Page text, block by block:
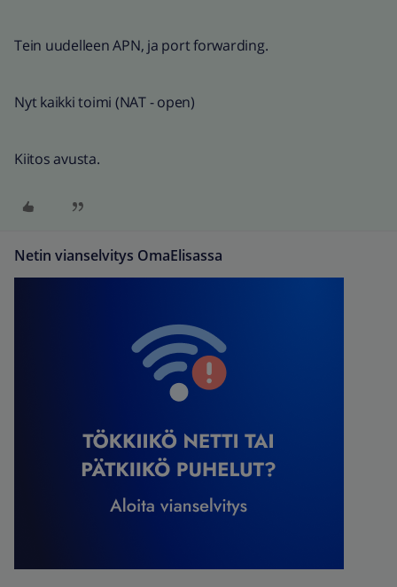
Tein uudelleen APN, ja port forwarding.
Nyt kaikki toimi (NAT - open)
Kiitos avusta.
Netin vianselvitys OmaElisassa